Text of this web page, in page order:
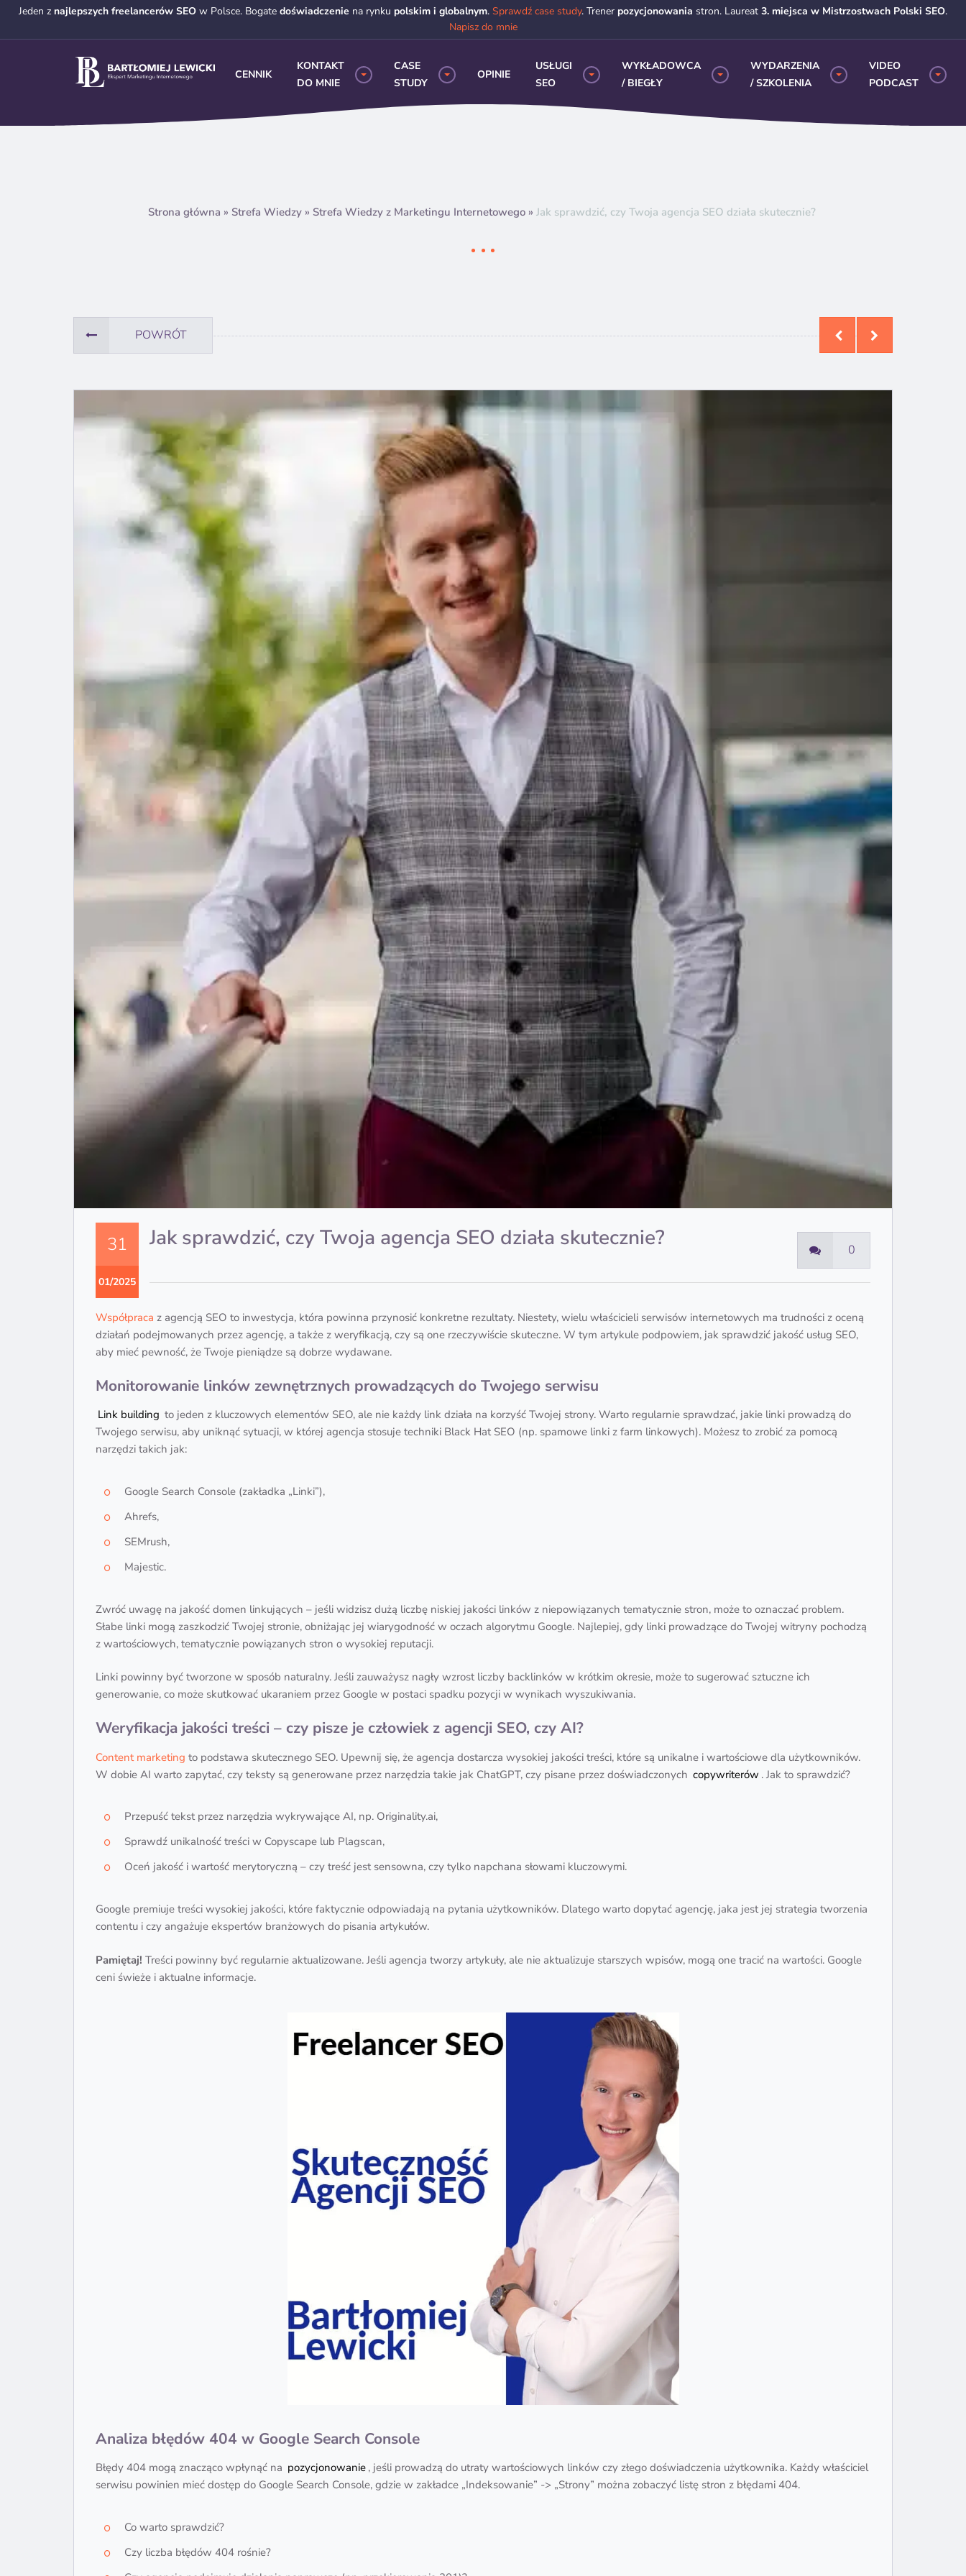
Jeden z najlepszych freelancerów SEO w Polsce. Bogate doświadczenie na rynku polskim i globalnym. Sprawdź case study. Trener pozycjonowania stron. Laureat 3. miejsca w Mistrzostwach Polski SEO.
Napisz do mnie
CENNIK
KONTAKT
DO MNIE
CASE
STUDY
OPINIE
USŁUGI
SEO
WYKŁADOWCA
/ BIEGŁY
WYDARZENIA
/ SZKOLENIA
VIDEO
PODCAST
Strona główna » Strefa Wiedzy» Strefa Wiedzy z Marketingu Internetowego» Jak sprawdzić, czy Twoja agencja SEO działa skutecznie?
POWRÓT
31
01/2025
Jak sprawdzić, czy Twoja agencja SEO działa skutecznie? 0
Współpraca z agencją SEO to inwestycja, która powinna przynosić konkretne rezultaty. Niestety, wielu właścicieli serwisów internetowych ma trudności z oceną
działań podejmowanych przez agencję, a także z weryfikacją, czy są one rzeczywiście skuteczne. W tym artykule podpowiem, jak sprawdzić jakość usług SEO,
aby mieć pewność, że Twoje pieniądze są dobrze wydawane.
Monitorowanie linków zewnętrznych prowadzących do Twojego serwisu
Link building to jeden z kluczowych elementów SEO, ale nie każdy link działa na korzyść Twojej strony. Warto regularnie sprawdzać, jakie linki prowadzą do
Twojego serwisu, aby uniknąć sytuacji, w której agencja stosuje techniki Black Hat SEO (np. spamowe linki z farm linkowych). Możesz to zrobić za pomocą
narzędzi takich jak:
Google Search Console (zakładka „Linki”),
Ahrefs,
SEMrush,
Majestic.
Zwróć uwagę na jakość domen linkujących – jeśli widzisz dużą liczbę niskiej jakości linków z niepowiązanych tematycznie stron, może to oznaczać problem.
Słabe linki mogą zaszkodzić Twojej stronie, obniżając jej wiarygodność w oczach algorytmu Google. Najlepiej, gdy linki prowadzące do Twojej witryny pochodzą
z wartościowych, tematycznie powiązanych stron o wysokiej reputacji.
Linki powinny być tworzone w sposób naturalny. Jeśli zauważysz nagły wzrost liczby backlinków w krótkim okresie, może to sugerować sztuczne ich
generowanie, co może skutkować ukaraniem przez Google w postaci spadku pozycji w wynikach wyszukiwania.
Weryfikacja jakości treści – czy pisze je człowiek z agencji SEO, czy AI?
Content marketing to podstawa skutecznego SEO. Upewnij się, że agencja dostarcza wysokiej jakości treści, które są unikalne i wartościowe dla użytkowników.
W dobie AI warto zapytać, czy teksty są generowane przez narzędzia takie jak ChatGPT, czy pisane przez doświadczonych copywriterów . Jak to sprawdzić?
Przepuść tekst przez narzędzia wykrywające AI, np. Originality.ai,
Sprawdź unikalność treści w Copyscape lub Plagscan,
Oceń jakość i wartość merytoryczną – czy treść jest sensowna, czy tylko napchana słowami kluczowymi.
Google premiuje treści wysokiej jakości, które faktycznie odpowiadają na pytania użytkowników. Dlatego warto dopytać agencję, jaka jest jej strategia tworzenia
contentu i czy angażuje ekspertów branżowych do pisania artykułów.
Pamiętaj! Treści powinny być regularnie aktualizowane. Jeśli agencja tworzy artykuły, ale nie aktualizuje starszych wpisów, mogą one tracić na wartości. Google
ceni świeże i aktualne informacje.
Analiza błędów 404 w Google Search Console
Błędy 404 mogą znacząco wpłynąć na pozycjonowanie , jeśli prowadzą do utraty wartościowych linków czy złego doświadczenia użytkownika. Każdy właściciel
serwisu powinien mieć dostęp do Google Search Console, gdzie w zakładce „Indeksowanie” -> „Strony” można zobaczyć listę stron z błędami 404.
Co warto sprawdzić?
Czy liczba błędów 404 rośnie?